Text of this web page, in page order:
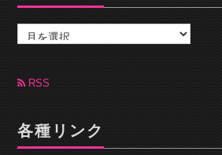
カ
ブ RSS
各種リンク